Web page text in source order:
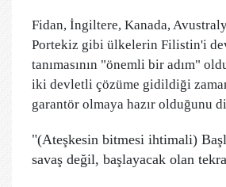
Fidan, İngiltere, Kanada,
Portekiz gibi ülkelerin Filistin'i
tanımasının "önemli bir adım"
iki devletli çözüme gidildiği
garantör olmaya hazır olduğunu
"(Ateşkesin bitmesi ihtimali)
savaş değil, başlayacak olan